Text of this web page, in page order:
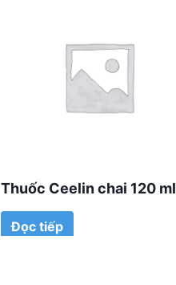
Thuốc Ceelin chai 120 ml
Đọc tiếp